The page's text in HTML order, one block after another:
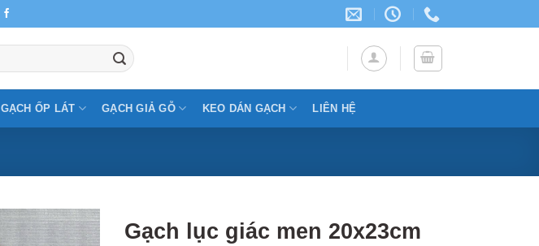
GẠCH ỐP LÁT GẠCH GIẢ GỖ KEO DÁN GẠCH LIÊN HỆ
Gạch lục giác men 20x23cm